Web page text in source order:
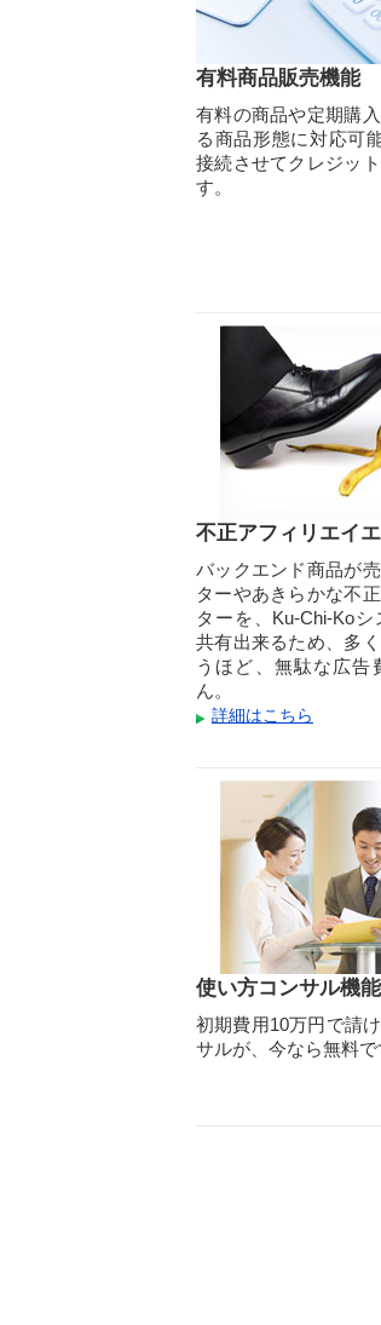
有料商品販売機能
有料の商品や定期購
る商品形態に対応可
接続させてクレジッ
す。
不正アフィリエイ
バックエンド商品が
ターやあきらかな不
ターを、Ku-Chi-Ko
共有出来るため、多
うほど、無駄な広告
ん。
詳細はこちら
使い方コンサル機能
初期費用10万円で請
サルが、今なら無料で